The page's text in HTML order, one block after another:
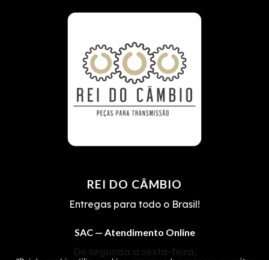
REI DO CÂMBIO
Entregas para todo o Brasil!
SAC — Atendimento Online
De segunda a sexta-feira,